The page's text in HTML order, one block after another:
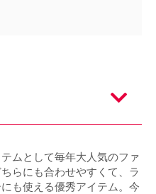
ムとして毎年大人気のファ
らにも合わせやすくて、ラ
も使える優秀アイテム。今